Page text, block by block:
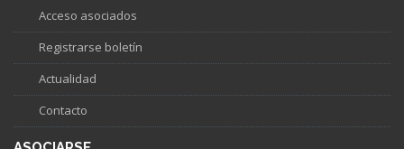
Acceso asociados
Registrarse boletín
Actualidad
Contacto